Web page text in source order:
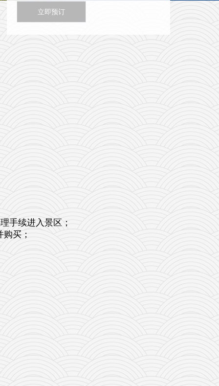
立即预订
手续进入景区；
买；